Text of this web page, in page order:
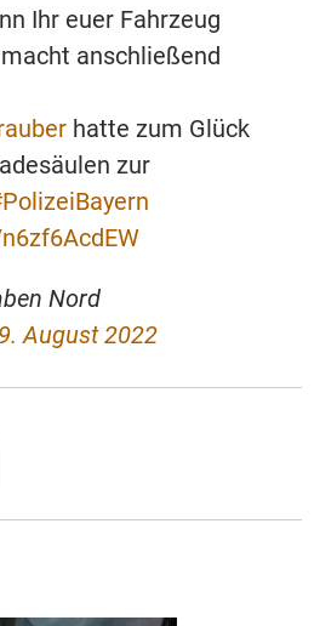
Ihr euer Fahrzeug
anschließend
hatte zum Glück
zur
Nord
9. August 2022